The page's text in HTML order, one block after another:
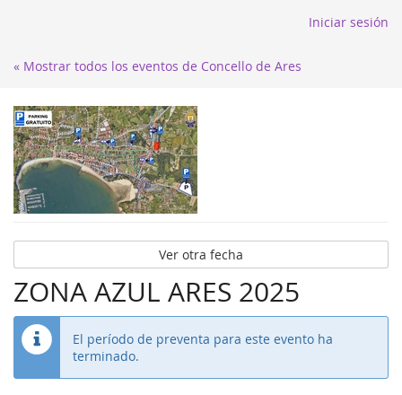
Iniciar sesión
« Mostrar todos los eventos de Concello de Ares
Ver otra fecha
ZONA AZUL ARES 2025
El período de preventa para este evento ha
terminado.